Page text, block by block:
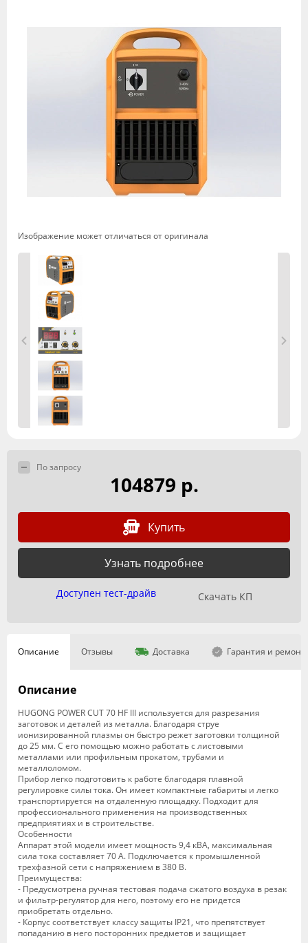
Изображение может отличаться от оригинала
По запросу
104879 р.
Купить
Узнать подробнее
Доступен тест-драйв Скачать КП
Описание Отзывы Доставка Гарантия и ремонт
Описание
HUGONG POWER CUT 70 HF III используется для разрезания
заготовок и деталей из металла. Благодаря струе
ионизированной плазмы он быстро режет заготовки толщиной
до 25 мм. С его помощью можно работать с листовыми
металлами или профильным прокатом, трубами и
металлоломом.
Прибор легко подготовить к работе благодаря плавной
регулировке силы тока. Он имеет компактные габариты и легко
транспортируется на отдаленную площадку. Подходит для
профессионального применения на производственных
предприятиях и в строительстве.
Особенности
Аппарат этой модели имеет мощность 9,4 кВА, максимальная
сила тока составляет 70 А. Подключается к промышленной
трехфазной сети с напряжением в 380 В.
Преимущества:
- Предусмотрена ручная тестовая подача сжатого воздуха в резак
и фильтр-регулятор для него, поэтому его не придется
приобретать отдельно.
- Корпус соответствует классу защиты IP21, что препятствует
попаданию в него посторонних предметов и защищает